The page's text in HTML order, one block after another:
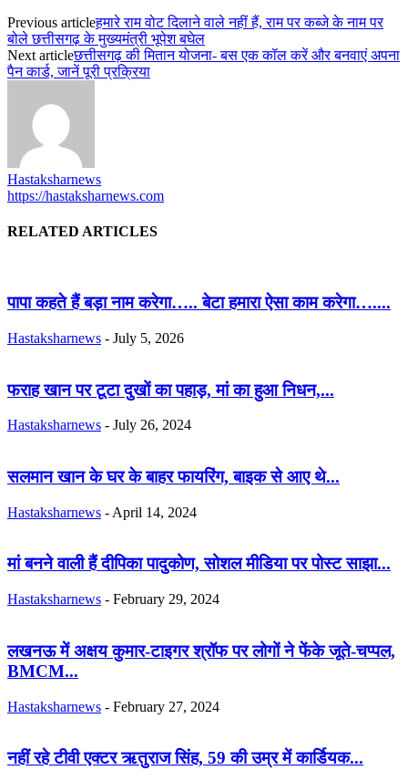
Previous articleहमारे राम वोट दिलाने वाले नहीं हैं, राम पर कब्जे के नाम पर
बोले छत्तीसगढ़ के मुख्यमंत्री भूपेश बघेल
Next articleछत्तीसगढ़ की मितान योजना- बस एक कॉल करें और बनवाएं अपना
पैन कार्ड, जानें पूरी प्रक्रिया
Hastaksharnews
https://hastaksharnews.com
RELATED ARTICLES
पापा कहते हैं बड़ा नाम करेगा….. बेटा हमारा ऐसा काम करेगा…....
Hastaksharnews - July 5, 2026
फराह खान पर टूटा दुखों का पहाड़, मां का हुआ निधन,...
Hastaksharnews - July 26, 2024
सलमान खान के घर के बाहर फायरिंग, बाइक से आए थे...
Hastaksharnews - April 14, 2024
मां बनने वाली हैं दीपिका पादुकोण, सोशल मीडिया पर पोस्ट साझा...
Hastaksharnews - February 29, 2024
लखनऊ में अक्षय कुमार-टाइगर श्रॉफ पर लोगों ने फेंके जूते-चप्पल,
BMCM...
Hastaksharnews - February 27, 2024
नहीं रहे टीवी एक्टर ऋतुराज सिंह, 59 की उम्र में कार्डियक...